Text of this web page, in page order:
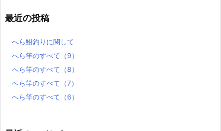
最近の投稿
へら鮒釣りに関して
へら竿のすべて（9）
へら竿のすべて（8）
へら竿のすべて（7）
へら竿のすべて（6）